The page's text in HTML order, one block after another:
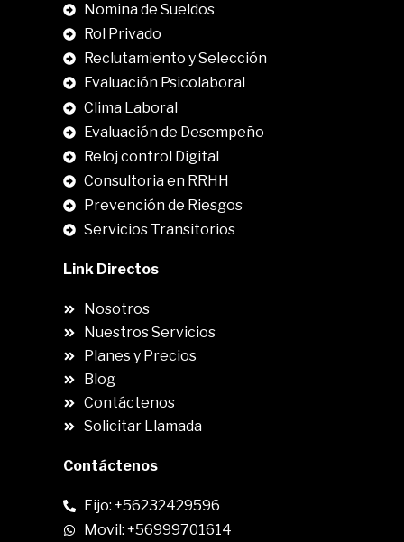
Nomina de Sueldos
Rol Privado
Reclutamiento y Selección
Evaluación Psicolaboral
Clima Laboral
Evaluación de Desempeño
Reloj control Digital
Consultoria en RRHH
Prevención de Riesgos
Servicios Transitorios
Link Directos
Nosotros
Nuestros Servicios
Planes y Precios
Blog
Contáctenos
Solicitar Llamada
Contáctenos
Fijo: +56232429596
Movil: +56999701614